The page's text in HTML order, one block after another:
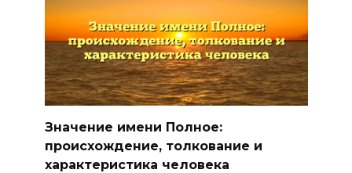
Значение имени Полное:
происхождение, толкование и
характеристика человека